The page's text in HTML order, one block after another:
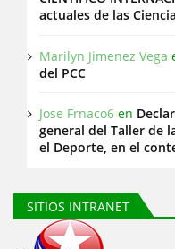
actuales de las
Marilyn Jimenez Vega
del PCC
Jose Frnaco6 en
general del Taller de
el Deporte, en el
SITIOS INTRANET